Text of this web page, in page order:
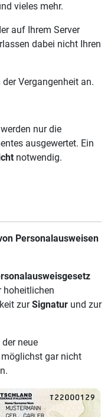
vieles mehr.
auf Ihrem Server
dabei nicht Ihren
Vergangenheit an.
nur die
ausgewertet. Ein
notwendig.
Personalausweisen
hoheitlichen
zurSignatur und zur
neue
gar nicht